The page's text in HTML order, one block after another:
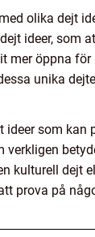
olika dejt
ideer, som
öppna
unika
som
kulturell
prova på